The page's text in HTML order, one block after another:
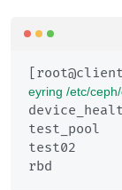
eyring /etc/
test_pool
test02